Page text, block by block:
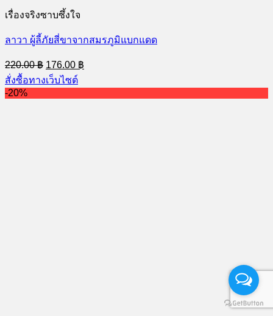
เรื่องจริงซาบซึ้งใจ
ลาวา ผู้ลี้ภัยสี่ขาจากสมรภูมิแบกแดด
220.00฿ Original
price
was:
220.00 ฿.
176.00 ฿
price
176.00 ฿.
สั่งซื้อทางเว็บไซต์
-20%